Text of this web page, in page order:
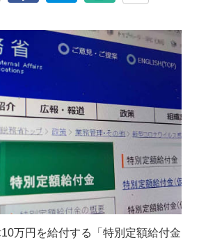
万円を給付する「特別定額給付金